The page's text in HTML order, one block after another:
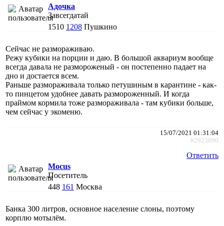
Адочка
Завсегдатай
1510 1208 Пушкино
Сейчас не размораживаю.
Режу кубики на порции и даю. В большой аквариум вообще
всегда давала не размороженый - он постепенно падает на
дно и достается всем.
Раньше размораживала только петушиным в карантине - как-
то пинцетом удобнее давать размороженный. И когда
праймом кормила тоже размораживала - там кубики больше,
чем сейчас у экоменю.
15/07/2021 01:31:04
#2923890
Ответить
Mocus
Посетитель
448 161 Москва
Банка 300 литров, основное население слоны, поэтому
корплю мотылём.